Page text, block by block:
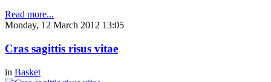
Read more...
Monday, 12 March 2012 13:05
Cras sagittis risus vitae
in Basket